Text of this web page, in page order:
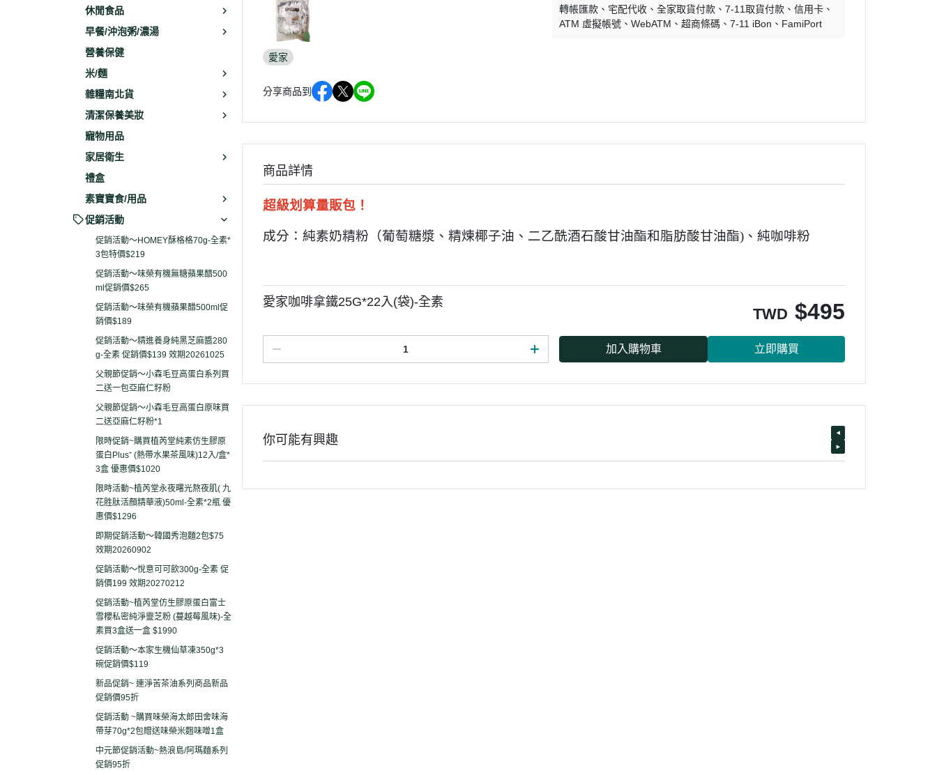
休閒食品
早餐/沖泡粥/濃湯
營養保健
米/麵
雜糧南北貨
清潔保養美妝
寵物用品
家居衛生
禮盒
素寶寶食/用品
促銷活動
促銷活動～HOMEY酥格格70g-全素*
3包特價$219
促銷活動～味榮有機無糖蘋果醋500
ml促銷價$265
促銷活動～味榮有機蘋果醋500ml促
銷價$189
促銷活動～精進養身純黑芝麻醬280
g-全素 促銷價$139 效期20261025
父親節促銷～小森毛豆高蛋白系列買
二送一包亞麻仁籽粉
父親節促銷～小森毛豆高蛋白原味買
二送亞麻仁籽粉*1
限時促銷~購買植芮堂純素仿生膠原
蛋白Plus⁺ (熱帶水果茶風味)12入/盒*
3盒 優惠價$1020
限時活動~植芮堂永夜曙光熬夜肌( 九
花胜肽活顏精華液)50ml-全素*2瓶 優
惠價$1296
即期促銷活動～韓國秀泡麵2包$75
效期20260902
促銷活動～悅意可可飲300g-全素 促
銷價199 效期20270212
促銷活動~植芮堂仿生膠原蛋白富士
雪櫻私密純淨靈芝粉 (蔓越莓風味)-全
素買3盒送一盒 $1990
促銷活動～本家生機仙草凍350g*3
碗促銷價$119
新品促銷~ 連淨苦茶油系列商品新品
促銷價95折
促銷活動 ~購買味榮海太郎田舍味海
帶芽70g*2包贈送味榮米麴味噌1盒
中元節促銷活動~熱浪島/阿瑪麵系列
促銷95折
愛家
分享商品到
轉帳匯款
宅配代收 全家取貨付款 7-11取貨付款
信用卡
ATM 虛擬帳號
WebATM 超商條碼 7-11 iBon FamiPort
商品詳情
超級划算量販包！
成分：純素奶精粉（葡萄糖漿、精煉椰子油、二乙酰酒石酸甘油酯和脂肪酸甘油酯) 、純咖啡粉
愛家咖啡拿鐵25G*22入(袋)-全素
TWD $495
加入購物車 立即購買
你可能有興趣